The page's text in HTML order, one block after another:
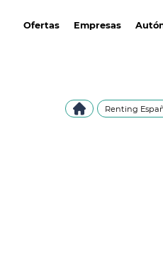
Ofertas Empresas
Renting